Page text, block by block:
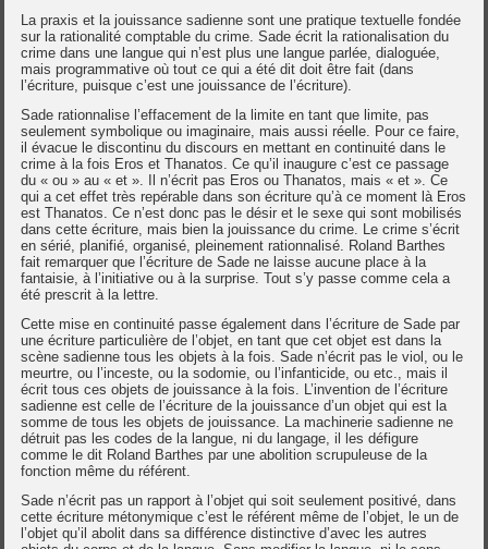
La praxis et la jouissance sadienne sont une pratique textuelle fondée
sur la rationalité comptable du crime. Sade écrit la rationalisation du
crime dans une langue qui n’est plus une langue parlée, dialoguée,
mais programmative où tout ce qui a été dit doit être fait (dans
l’écriture, puisque c’est une jouissance de l’écriture).
Sade rationnalise l’effacement de la limite en tant que limite, pas
seulement symbolique ou imaginaire, mais aussi réelle. Pour ce faire,
il évacue le discontinu du discours en mettant en continuité dans le
crime à la fois Eros et Thanatos. Ce qu’il inaugure c’est ce passage
du « ou » au « et ». Il n’écrit pas Eros ou Thanatos, mais « et ». Ce
qui a cet effet très repérable dans son écriture qu’à ce moment là Eros
est Thanatos. Ce n’est donc pas le désir et le sexe qui sont mobilisés
dans cette écriture, mais bien la jouissance du crime. Le crime s’écrit
en sérié, planifié, organisé, pleinement rationnalisé. Roland Barthes
fait remarquer que l’écriture de Sade ne laisse aucune place à la
fantaisie, à l’initiative ou à la surprise. Tout s’y passe comme cela a
été prescrit à la lettre.
Cette mise en continuité passe également dans l’écriture de Sade par
une écriture particulière de l’objet, en tant que cet objet est dans la
scène sadienne tous les objets à la fois. Sade n’écrit pas le viol, ou le
meurtre, ou l’inceste, ou la sodomie, ou l’infanticide, ou etc., mais il
écrit tous ces objets de jouissance à la fois. L’invention de l’écriture
sadienne est celle de l’écriture de la jouissance d’un objet qui est la
somme de tous les objets de jouissance. La machinerie sadienne ne
détruit pas les codes de la langue, ni du langage, il les défigure
comme le dit Roland Barthes par une abolition scrupuleuse de la
fonction même du référent.
Sade n’écrit pas un rapport à l’objet qui soit seulement positivé, dans
cette écriture métonymique c’est le référent même de l’objet, le un de
l’objet qu’il abolit dans sa différence distinctive d’avec les autres